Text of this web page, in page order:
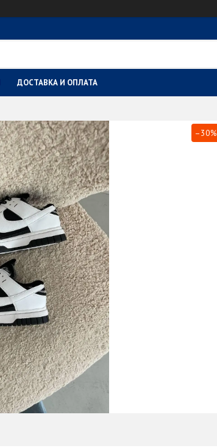
ДОСТАВКА И ОПЛАТА
–30%